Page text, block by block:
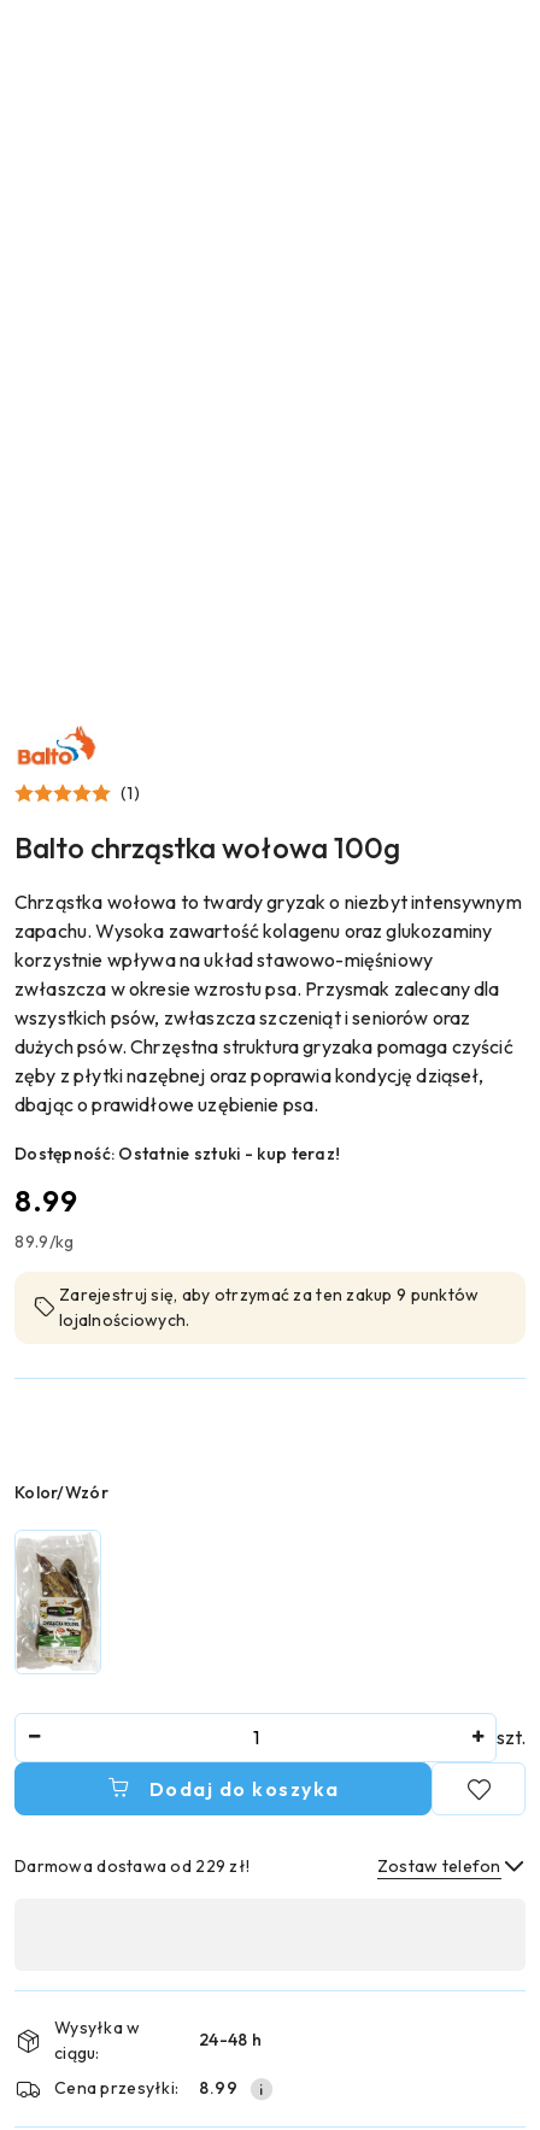
NAZWA
PRODUCENTA:
BALTO
(1)
Balto chrząstka wołowa 100g
Chrząstka wołowa to twardy gryzak o niezbyt intensywnym
zapachu. Wysoka zawartość kolagenu oraz glukozaminy
korzystnie wpływa na układ stawowo-mięśniowy
zwłaszcza w okresie wzrostu psa. Przysmak zalecany dla
wszystkich psów, zwłaszcza szczeniąt i seniorów oraz
dużych psów. Chrzęstna struktura gryzaka pomaga czyścić
zęby z płytki nazębnej oraz poprawia kondycję dziąseł,
dbając o prawidłowe uzębienie psa.
Dostępność: Ostatnie sztuki - kup teraz!
cena:
8.99
89.9/kg
Zarejestruj się, aby otrzymać za ten zakup 9 punktów
lojalnościowych.
Wariant
Kolor/Wzór
szt.
Dodaj do koszyka
Darmowa dostawa od 229 zł! Zostaw telefon
dostawa
Wysyłka w
ciągu:
24-48 h
Cena przesyłki: 8.99